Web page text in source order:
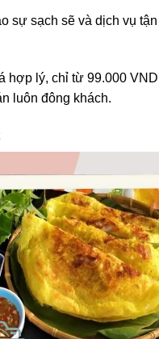
sự sạch sẽ và dịch vụ
hợp lý, chỉ từ 99.000
luôn đông khách.